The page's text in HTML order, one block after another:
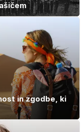
in zgodbe, ki